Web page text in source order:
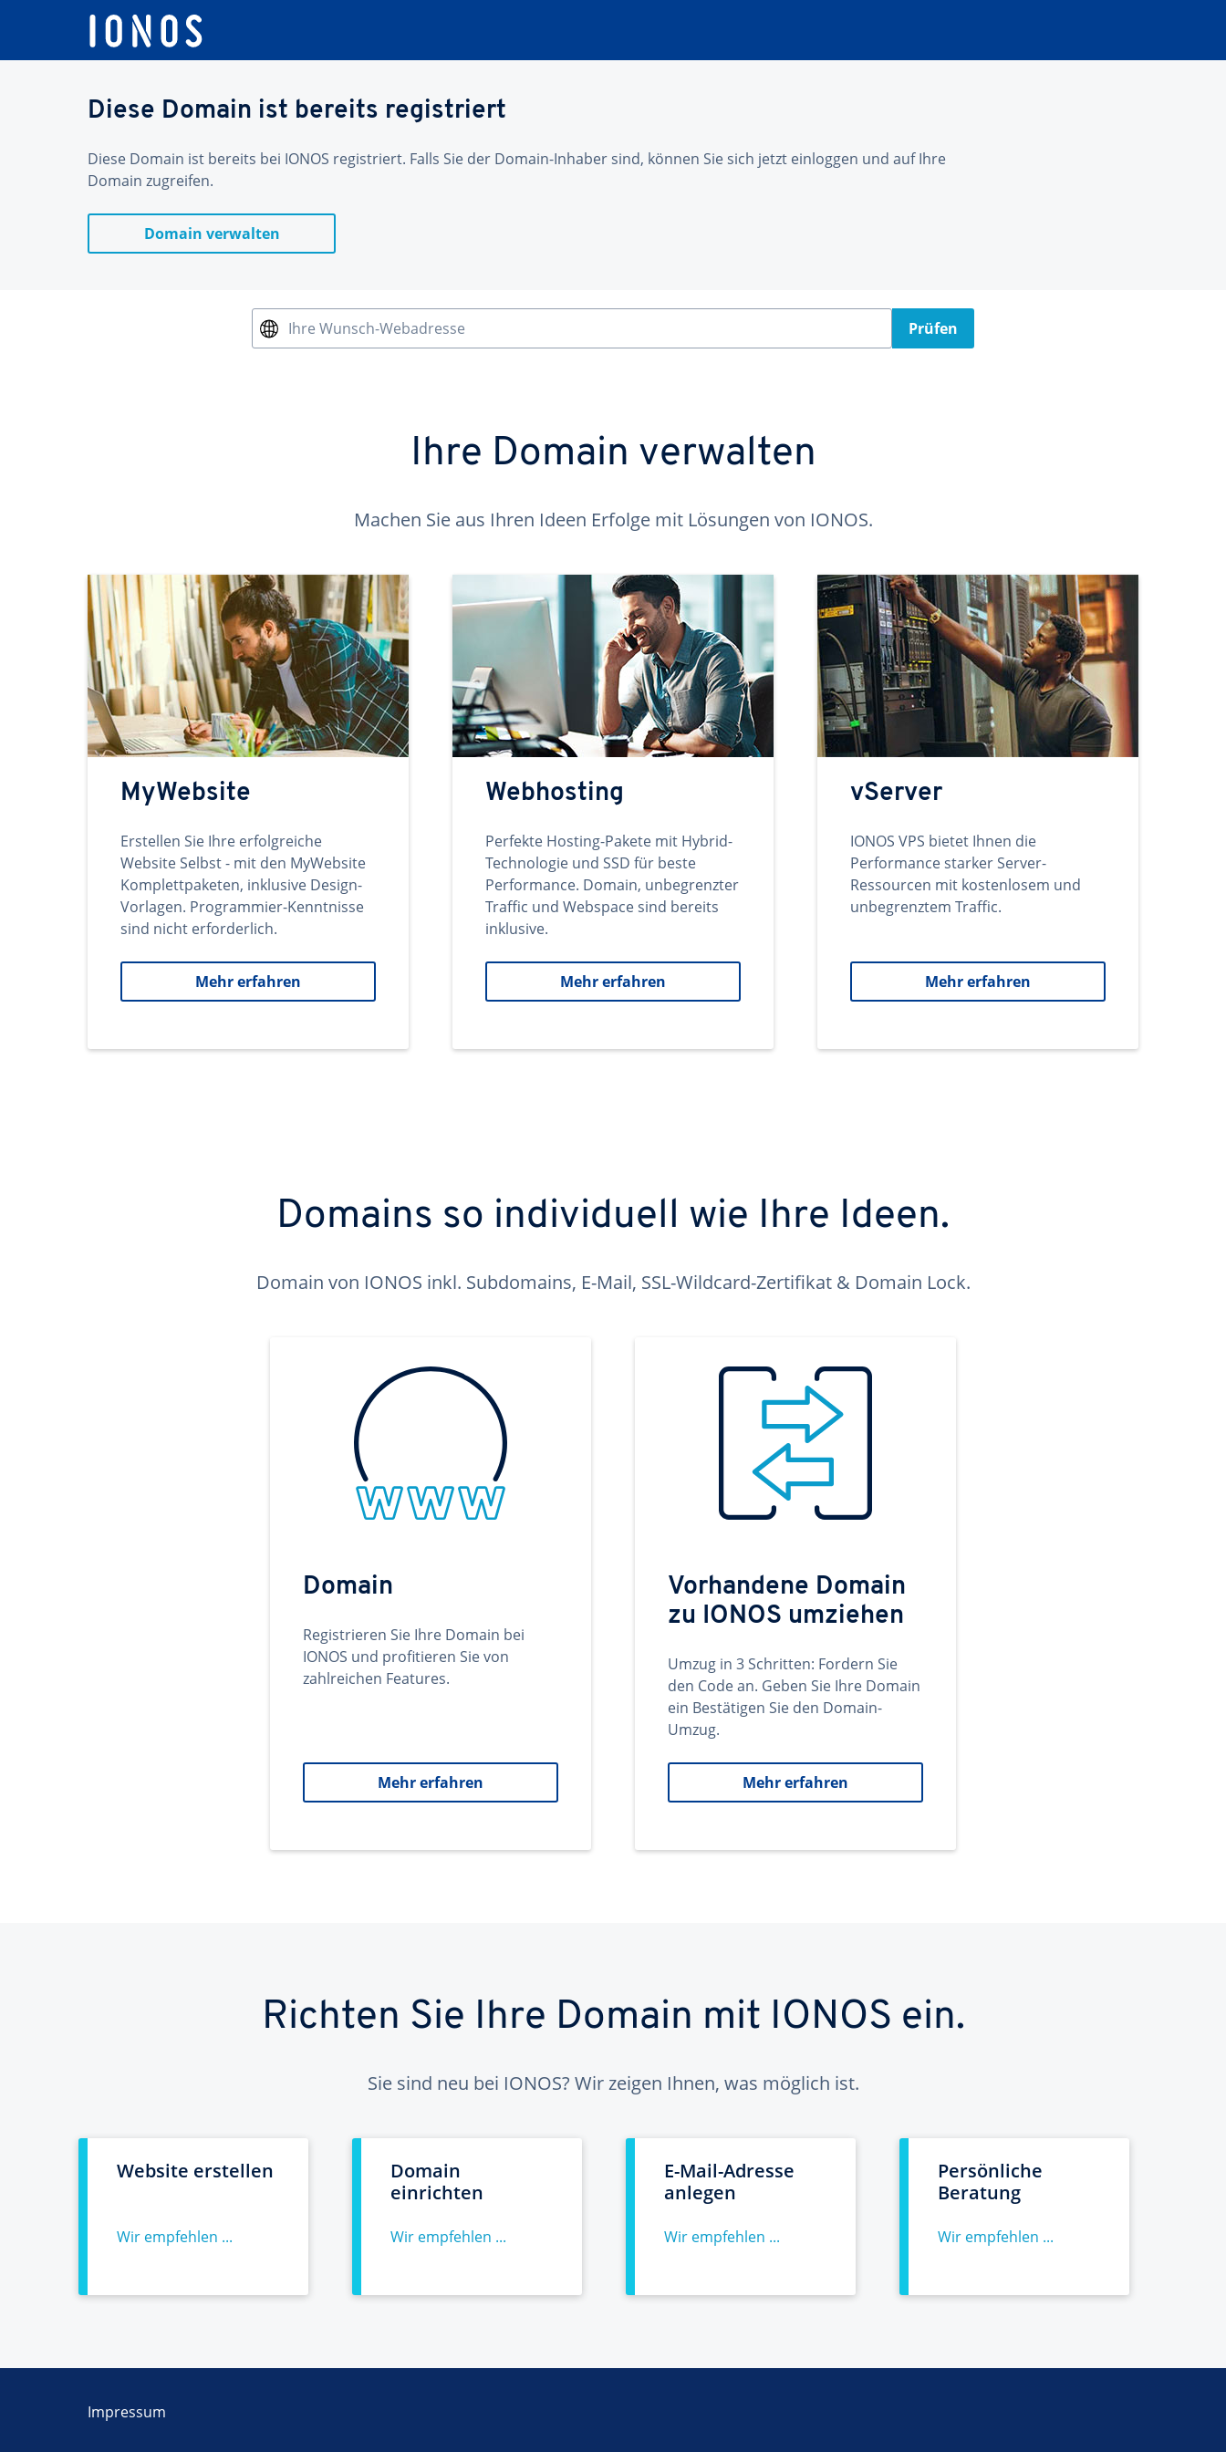
Diese Domain ist bereits registriert
Diese Domain ist bereits bei IONOS registriert. Falls Sie der Domain-Inhaber sind, können Sie sich jetzt einloggen und auf Ihre
Domain zugreifen.
Domain verwalten
Ihre Wunsch-Webadresse Prüfen
Ihre Domain verwalten
Machen Sie aus Ihren Ideen Erfolge mit Lösungen von IONOS.
MyWebsite
Erstellen Sie Ihre erfolgreiche
Website Selbst - mit den MyWebsite
Komplettpaketen, inklusive Design-
Vorlagen. Programmier-Kenntnisse
sind nicht erforderlich.
Mehr erfahren
Webhosting
Perfekte Hosting-Pakete mit Hybrid-
Technologie und SSD für beste
Performance. Domain, unbegrenzter
Traffic und Webspace sind bereits
inklusive.
Mehr erfahren
vServer
IONOS VPS bietet Ihnen die
Performance starker Server-
Ressourcen mit kostenlosem und
unbegrenztem Traffic.
Mehr erfahren
Domains so individuell wie Ihre Ideen.
Domain von IONOS inkl. Subdomains, E-Mail, SSL-Wildcard-Zertifikat & Domain Lock.
Domain
Registrieren Sie Ihre Domain bei
IONOS und profitieren Sie von
zahlreichen Features.
Mehr erfahren
Vorhandene Domain
zu IONOS umziehen
Umzug in 3 Schritten: Fordern Sie
den Code an. Geben Sie Ihre Domain
ein Bestätigen Sie den Domain-
Umzug.
Mehr erfahren
Richten Sie Ihre Domain mit IONOS ein.
Sie sind neu bei IONOS? Wir zeigen Ihnen, was möglich ist.
Website erstellen
Wir empfehlen ...
Domain
einrichten
Wir empfehlen ...
E-Mail-Adresse
anlegen
Wir empfehlen ...
Persönliche
Beratung
Wir empfehlen ...
Impressum